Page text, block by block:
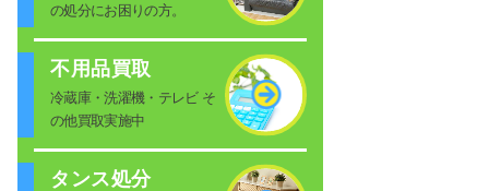
の処分にお困りの方。
不用品買取
冷蔵庫・洗濯機・テレビ そ
の他買取実施中
タンス処分